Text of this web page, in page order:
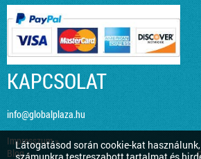
Látogatásod során cookie-kat
KAPCSOLAT
info@globalplaza.hu
Impresszum »
Blog »